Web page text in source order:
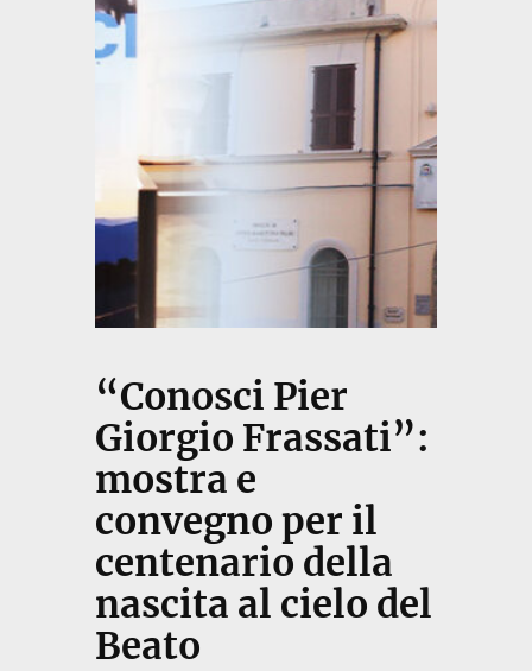
“Conosci Pier
Giorgio Frassati”:
mostra e
convegno per il
centenario della
nascita al cielo del
Beato